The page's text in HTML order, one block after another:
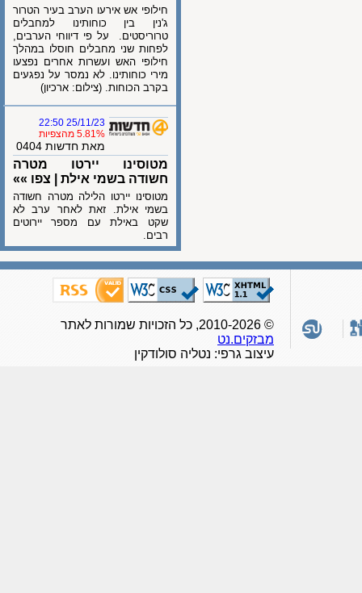
חילופי אש אירעו הערב בעיר הטרור
ג'נין בין כוחותינו למחבלים
טרוריסטים. על פי דיווחי הערבים,
לפחות שני מחבלים חוסלו במהלך
חילופי האש ועשרות אחרים נפצעו
מירי כוחותינו. לא נמסר על נפגעים
בקרב הכוחות. (צילום: ארכיון)
25/11/23 22:50
5.81% מהצפיות
מאת חדשות 0404
מטוסינו יירטו מטרה
חשודה בשמי אילת | צפו »»
מטוסינו יירטו הלילה מטרה חשודה
בשמי אילת. זאת לאחר ערב לא
שקט באילת עם מספר יירוטים
רבים.
מבזקים.נט
עיצוב גרפי: נטליה סולודקין